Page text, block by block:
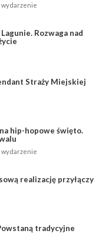
wydarzenie
Rozwaga nad
Straży Miejskiej
hip-hopowe święto.
wydarzenie
realizację przyłączy
tradycyjne